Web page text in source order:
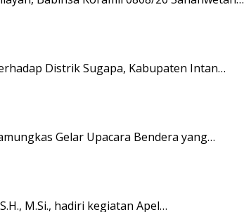
Distrik Sugapa, Kabupaten Intan…
Gelar Upacara Bendera yang…
M.Si., hadiri kegiatan Apel…